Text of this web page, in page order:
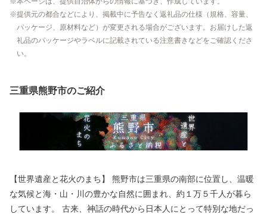
提供元の都合などにより、掲載中に予告なく返礼品の仕様（規格、容量、
パッケージ、原材料など）が変更される場合がございます。お届けした返
礼品のパッケージやラベルに記載されている注意書きなどをご確認くださ
い。
三重県熊野市のご紹介
【世界遺産と花火のまち】 熊野市は三重県の南部に位置し、温暖
な気候と海・山・川の豊かな自然に囲まれ、約１万５千人が暮ら
しています。 古来、神話の時代から日本人にとって特別な地だっ